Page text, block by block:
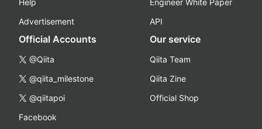
Help
Advertisement
Engineer White Paper
API
Official Accounts
@Qiita
@qiita_milestone
@qiitapoi
Facebook
Our service
Qiita Team
Qiita Zine
Official Shop